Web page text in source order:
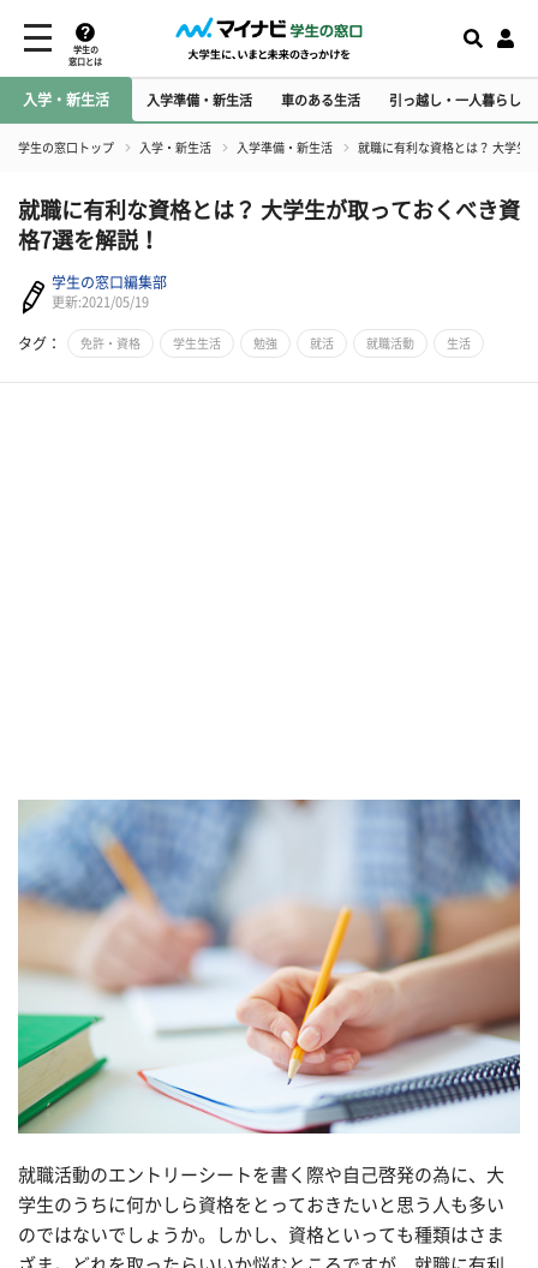
学生の
窓口とは
入学・新生活 入学準備・新生活 車のある生活 引っ越し・一人暮らし
学生の窓口トップ 入学・新生活 入学準備・新生活 就職に有利な資格とは？ 大学生
就職に有利な資格とは？ 大学生が取っておくべき資
格7選を解説！
学生の窓口編集部
更新:2021/05/19
タグ： 免許・資格 学生生活 勉強 就活 就職活動 生活
就職活動のエントリーシートを書く際や自己啓発の為に、大
学生のうちに何かしら資格をとっておきたいと思う人も多い
のではないでしょうか。しかし、資格といっても種類はさま